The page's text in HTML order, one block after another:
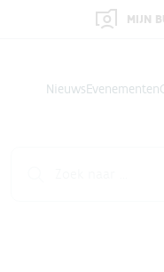
MIJN
NieuwsEvenementen